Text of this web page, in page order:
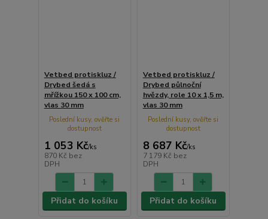
Vetbed protiskluz /
Drybed šedá s
mřížkou 150 x 100 cm,
vlas 30 mm
1 053 Kč/ks
870 Kč bez
DPH
Poslední kusy, ověřte si
dostupnost
Přidat do košíku
Vetbed protiskluz /
Drybed půlnoční
hvězdy, role 10 x 1,5 m,
vlas 30 mm
8 687 Kč/ks
7 179 Kč bez
DPH
Poslední kusy, ověřte si
dostupnost
Přidat do košíku